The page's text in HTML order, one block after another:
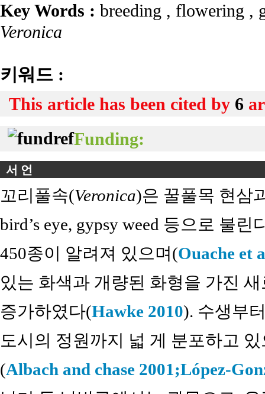
Key Words : breeding , flowering ,
Veronica
키워드 :
This article has been cited by 6
Funding:
서 언
꼬리풀속(Veronica)은 꿀풀목 현삼
bird’s eye, gypsy weed 등으로 불린
450종이 알려져 있으며(Ouache et
있는 화색과 개량된 화형을 가진
증가하였다(Hawke 2010). 수생부
도시의 정원까지 넓 게 분포하고
(Albach and chase 2001;López-